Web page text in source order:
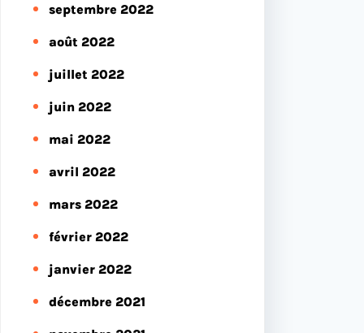
septembre 2022
août 2022
juillet 2022
juin 2022
mai 2022
avril 2022
mars 2022
février 2022
janvier 2022
décembre 2021